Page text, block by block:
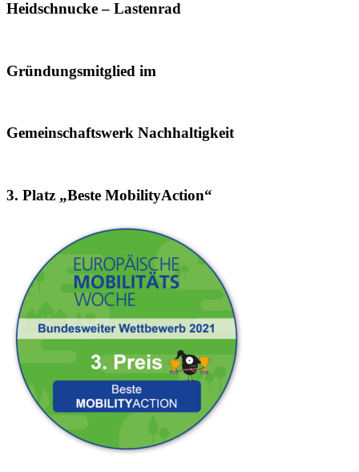
Heidschnucke – Lastenrad
Gründungsmitglied im
Gemeinschaftswerk Nachhaltigkeit
3. Platz „Beste MobilityAction“